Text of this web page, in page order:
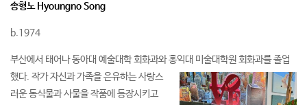
송형노 Hyoungno Song
b.1974
부산에서 태어나 동아대 예술대학 회화과와 홍익대 미술대학원 회화과를 졸업
했다. 작가 자신과 가족을 은유하는 사랑스
러운 동식물과 사물을 작품에 등장시키고